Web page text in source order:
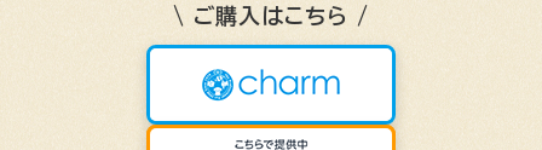
\ ご購入はこちら /